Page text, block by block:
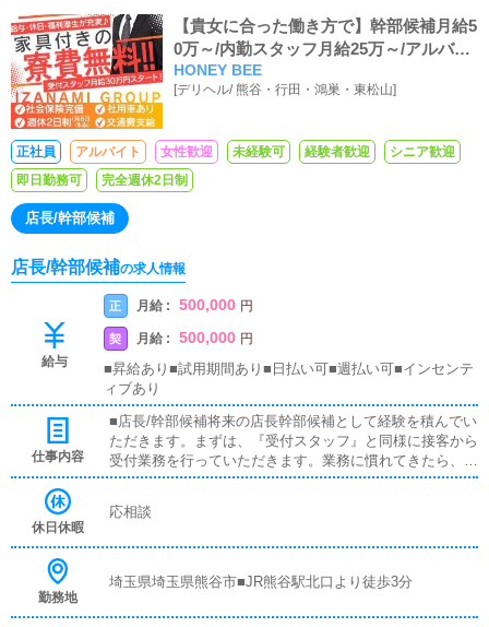
【貴女に合った働き方で】幹部候補月給5
0万～/内勤スタッフ月給25万～/アルバイ
ト時給1,200円～
HONEY BEE
[デリヘル/熊谷・行田・鴻巣・東松山]
正社員 アルバイト 女性歓迎 未経験可 経験者歓迎
シニア歓迎
即日勤務可
完全週休2日制
店長/幹部候補
店長/幹部候補の求人情報
給与
正 月給 : 500,000 円
契 月給 : 500,000 円
■昇給あり■試用期間あり■日払い可■週払い可■インセンテ
ィブあり
仕事内容
■店長/幹部候補将来の店長幹部候補として経験を積んでい
ただきます。まずは、『受付スタッフ』と同様に接客から
受付業務を行っていただきます。業務に慣れてきたら、
『キャストの管理』や『経営に関わる業務』を順に覚えて
い店舗の運営をお任せします。■対面接客・受付業務お客
をお願いします。簡単なマニュアルや、先輩スタッフに付
未経験の方でも安心して働けます。■企画の立案店舗イベ
休日休暇
応相談
勤務地
埼玉県埼玉県熊谷市■JR熊谷駅北口より徒歩3分